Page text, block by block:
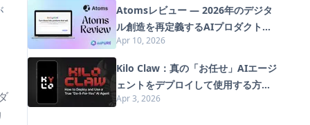
Atomsレビュー — 2026年のデジタ
ル創造を再定義するAIプロダクトビ
ルダー
Apr 10, 2026
Kilo Claw：真の「お任せ」AIエージ
ェントをデプロイして使用する方法
（2026年版）
Apr 3, 2026